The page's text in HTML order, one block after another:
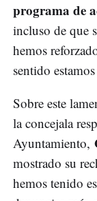
programa de
incluso de que
hemos
sentido
Sobre este
la concejala
Ayuntamiento,
mostrado su
hemos tenido